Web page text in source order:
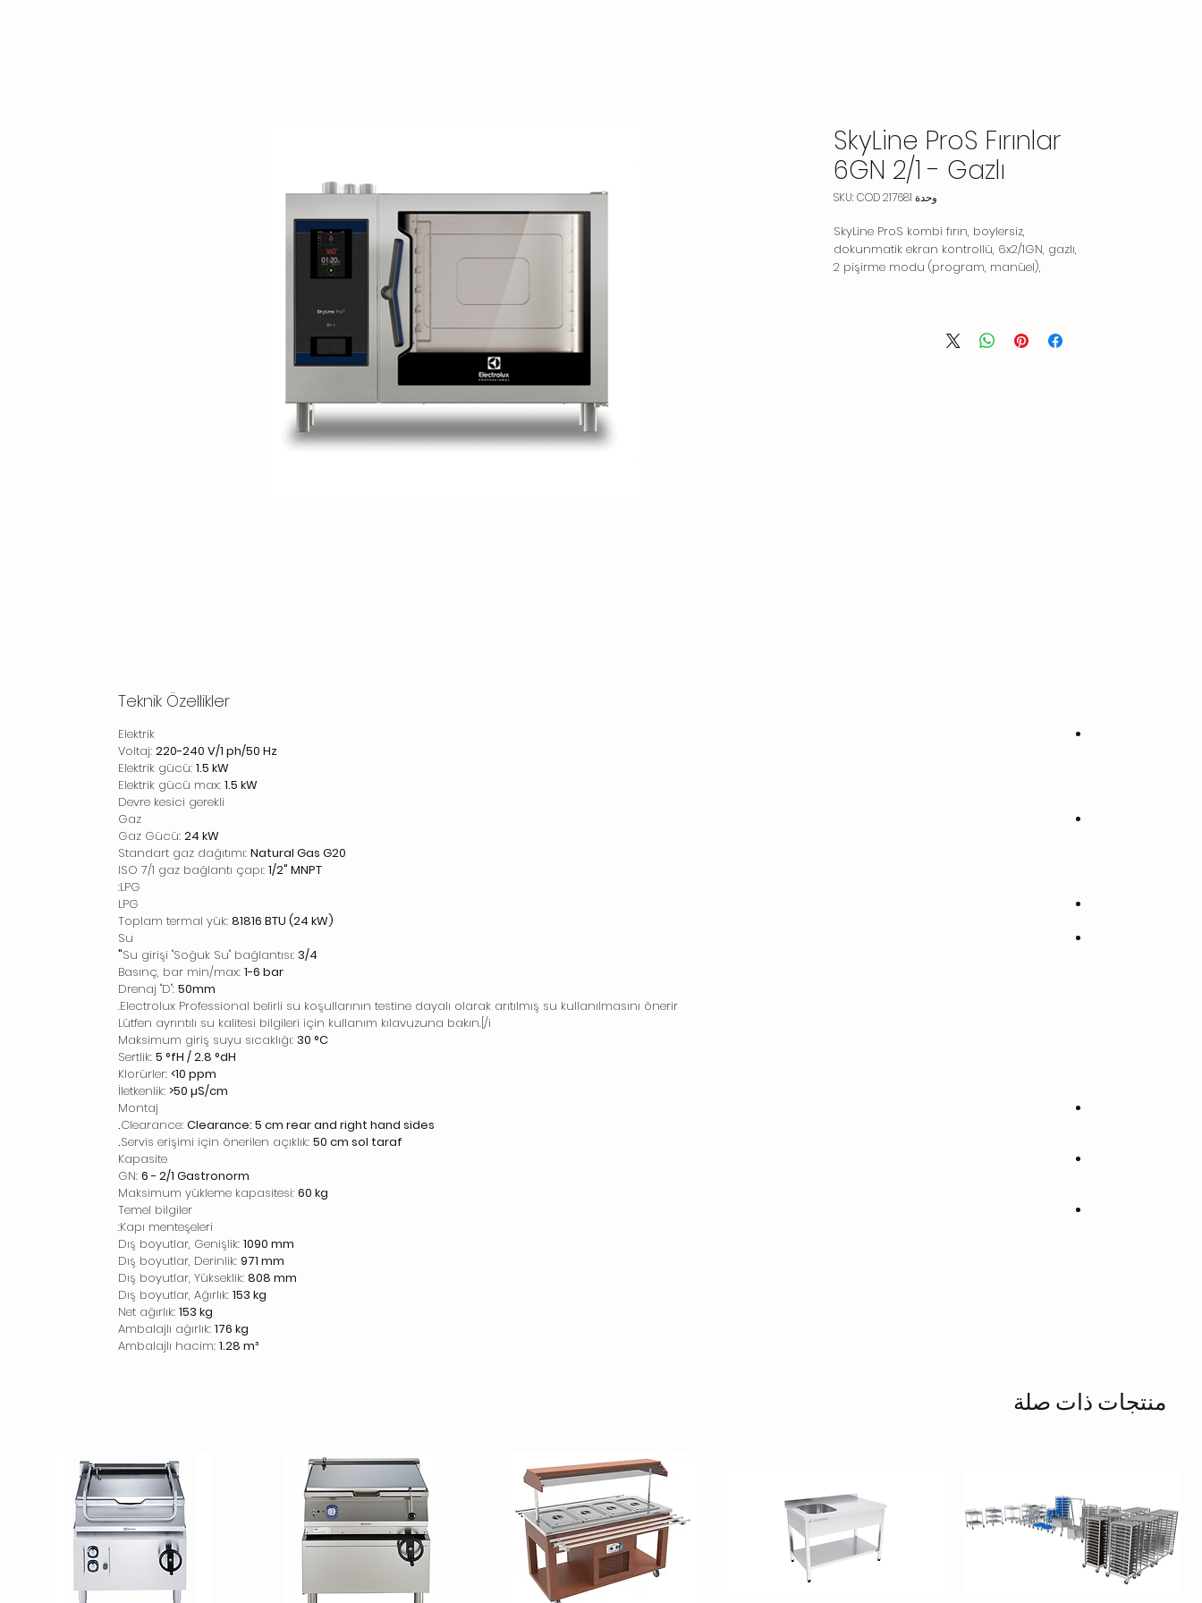
SkyLine ProS Fırınlar
6GN 2/1 - Gazlı
وحدة SKU: COD 217681
SkyLine ProS kombi fırın, boylersiz,
dokunmatik ekran kontrollü, 6x2/1GN, gazlı,
2 pişirme modu (program, manüel),
Teknik Özellikler
Elektrik
Voltaj: 220-240 V/1 ph/50 Hz
Elektrik gücü: 1.5 kW
Elektrik gücü max: 1.5 kW
Devre kesici gerekli
Gaz
Gaz Gücü: 24 kW
Standart gaz dağıtımı: Natural Gas G20
ISO 7/1 gaz bağlantı çapı: 1/2" MNPT
LPG:
LPG
Toplam termal yük: 81816 BTU (24 kW)
Su
Su girişi "Soğuk Su" bağlantısı: 3/4"
Basınç, bar min/max: 1-6 bar
Drenaj "D": 50mm
Electrolux Professional belirli su koşullarının testine dayalı olarak arıtılmış su kullanılmasını önerir.
Lütfen ayrıntılı su kalitesi bilgileri için kullanım kılavuzuna bakın.[/i
Maksimum giriş suyu sıcaklığı: 30 °C
Sertlik: 5 °fH / 2.8 °dH
Klorürler: <10 ppm
İletkenlik: >50 µS/cm
Montaj
Clearance: Clearance: 5 cm rear and right hand sides.
Servis erişimi için önerilen açıklık: 50 cm sol taraf.
Kapasite
GN: 6 - 2/1 Gastronorm
Maksimum yükleme kapasitesi: 60 kg
Temel bilgiler
Kapı menteşeleri:
Dış boyutlar, Genişlik: 1090 mm
Dış boyutlar, Derinlik: 971 mm
Dış boyutlar, Yükseklik: 808 mm
Dış boyutlar, Ağırlık: 153 kg
Net ağırlık: 153 kg
Ambalajlı ağırlık: 176 kg
Ambalajlı hacim: 1.28 m³
منتجات ذات صلة